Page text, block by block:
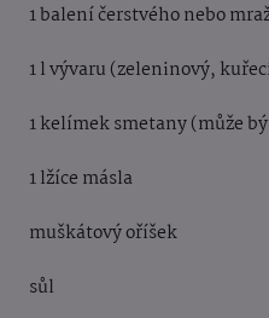
1 balení čerstvého nebo
1 l vývaru (zeleninový,
1 kelímek smetany (může
1 lžíce másla
muškátový oříšek
sůl